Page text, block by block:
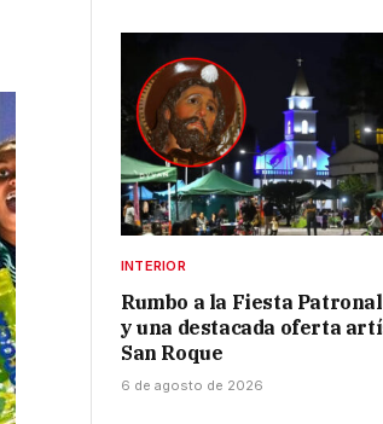
INTERIOR
Rumbo a la Fiesta
y una destacada oferta
San Roque
6 de agosto de 2026